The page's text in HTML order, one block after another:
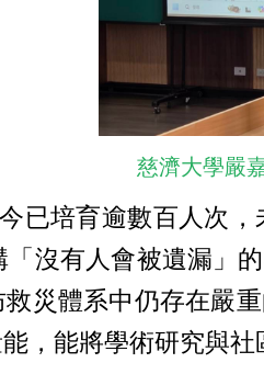
慈濟大學嚴
已培育逾數百人次，
「沒有人會被遺漏」
災體系中仍存在嚴
，能將學術研究與